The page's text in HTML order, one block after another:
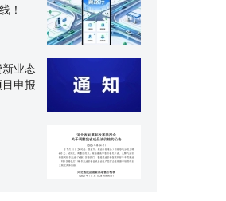
！
业态
申报